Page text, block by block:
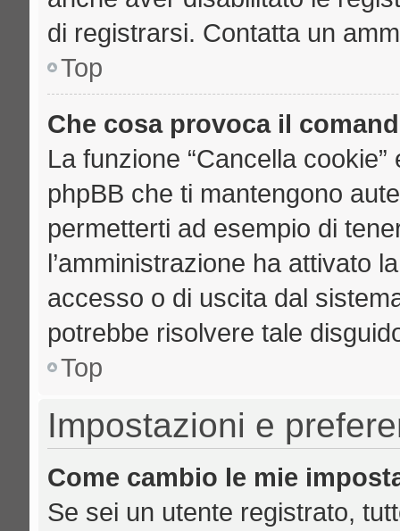
di registrarsi. Contatta un
Top
Che cosa provoca il
La funzione “Cancella
phpBB che ti mantengono
permetterti ad esempio di
l’amministrazione ha attivato
accesso o di uscita dal
potrebbe risolvere tale
Top
Impostazioni e
Come cambio le mie
Se sei un utente registrato,